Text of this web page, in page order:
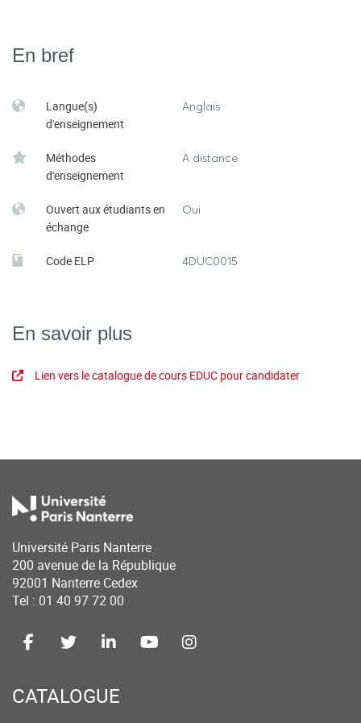
En bref
Langue(s)
d'enseignement
Anglais
Méthodes
d'enseignement
A distance
Ouvert aux étudiants en
échange
Oui
Code ELP 4DUC0015
En savoir plus
Lien vers le catalogue de cours EDUC pour candidater
Université Paris Nanterre
200 avenue de la République
92001 Nanterre Cedex
Tel : 01 40 97 72 00
CATALOGUE